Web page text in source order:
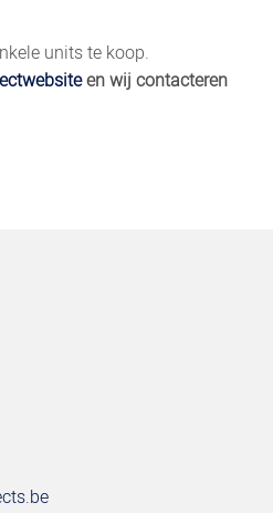
units te koop.
en wij contacteren